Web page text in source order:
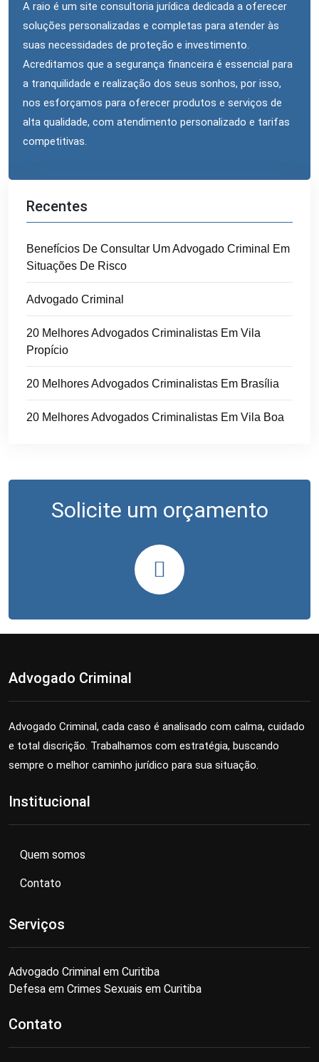
A raio é um site consultoria jurídica dedicada a oferecer
soluções personalizadas e completas para atender às
suas necessidades de proteção e investimento.
Acreditamos que a segurança financeira é essencial para
a tranquilidade e realização dos seus sonhos, por isso,
nos esforçamos para oferecer produtos e serviços de
alta qualidade, com atendimento personalizado e tarifas
competitivas.
Recentes
Benefícios De Consultar Um Advogado Criminal Em
Situações De Risco
Advogado Criminal
20 Melhores Advogados Criminalistas Em Vila
Propício
20 Melhores Advogados Criminalistas Em Brasília
20 Melhores Advogados Criminalistas Em Vila Boa
Solicite um orçamento
Advogado Criminal
Advogado Criminal, cada caso é analisado com calma, cuidado
e total discrição. Trabalhamos com estratégia, buscando
sempre o melhor caminho jurídico para sua situação.
Institucional
Quem somos
Contato
Serviços
Advogado Criminal em Curitiba
Defesa em Crimes Sexuais em Curitiba
Contato